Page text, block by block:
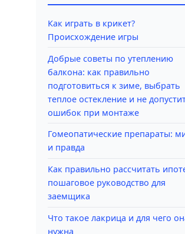
Как играть в крикет?
Происхождение игры
Добрые советы по утеплению
балкона: как правильно
подготовиться к зиме, выбрать
теплое остекление и не
ошибок при монтаже
Гомеопатические препараты:
и правда
Как правильно рассчитать
пошаговое руководство для
заемщика
Что такое лакрица и для чего
нужна